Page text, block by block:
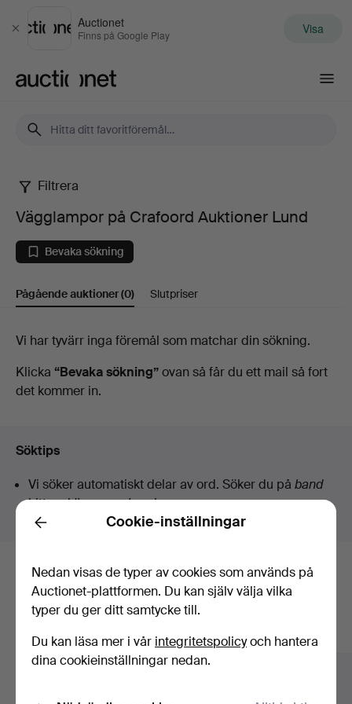
Stäng
Auctionet
Finns på Google Play Visa
Vägglampor
på
Crafoord
Auktioner
Lund
Filtrera
Vägglampor på Crafoord Auktioner Lund
Bevaka sökning
Pågående auktioner(0) Slutpriser
Pågående
auktioner
Vi har tyvärr inga föremål som matchar din sökning.
Klicka “Bevaka sökning”ovan så får du ett mail så fort
det kommer in.
Söktips
Vi söker automatiskt delar av ord. Söker du på band
hittar vi ävenarmbandsur.
Här är föremål från vårt arkiv som
matchar din sökning
Visa alla föremål
Back Cookie-inställningar
Nedan visas de typer av cookies som används på
Auctionet-plattformen. Du kan själv välja vilka
typer du ger ditt samtycke till.
Du kan läsa mer i vår integritetspolicyoch hantera
dina cookieinställningar nedan.